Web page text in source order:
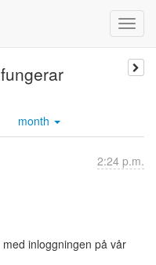
month
2:24 p.m.
inloggningen på vår